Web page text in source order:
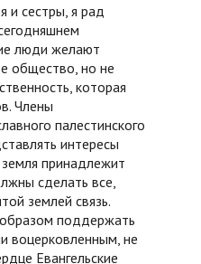
и сестры, я рад
люди желают
общество, но не
которая
Члены
палестинского
интересы
принадлежит
сделать все,
землей связь.
поддержать
воцерковленным, не
Евангельские